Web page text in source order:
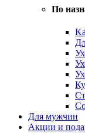
По
Для мужчин
Акции и